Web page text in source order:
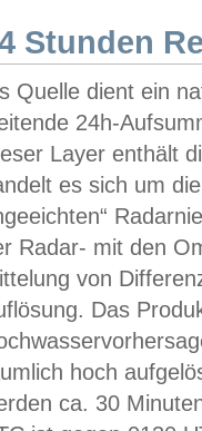
Stunden
Quelle dient ein
24h-
Layer enthält
es sich um
Radar- mit den
von
Das
hoch
ca. 30